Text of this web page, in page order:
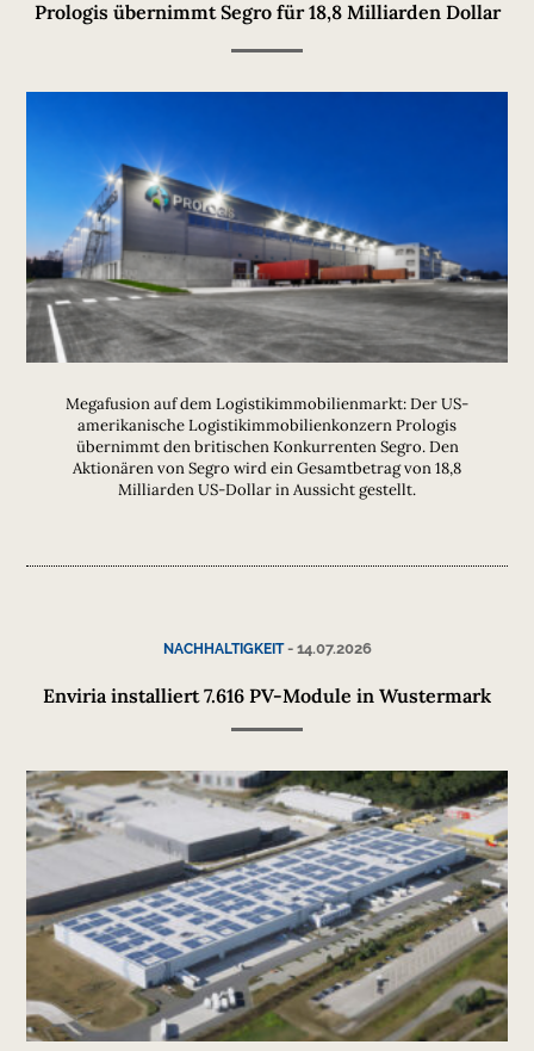
Prologis übernimmt Segro für 18,8 Milliarden Dollar
Megafusion auf dem Logistikimmobilienmarkt: Der US-
amerikanische Logistikimmobilienkonzern Prologis
übernimmt den britischen Konkurrenten Segro. Den
Aktionären von Segro wird ein Gesamtbetrag von 18,8
Milliarden US-Dollar in Aussicht gestellt.
NACHHALTIGKEIT- 14.07.2026
Enviria installiert 7.616 PV-Module in Wustermark